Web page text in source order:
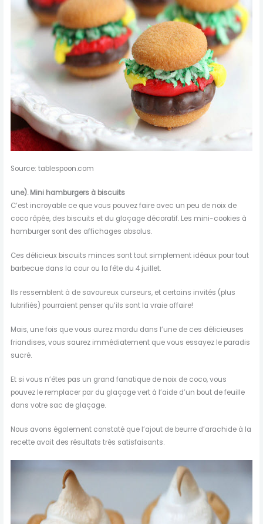
Source: tablespoon.com
une).Mini hamburgers à biscuits
C’est incroyable ce que vous pouvez faire avec un peu de noix de
coco râpée, des biscuits et du glaçage décoratif. Les mini-cookies à
hamburger sont des affichages absolus.
Ces délicieux biscuits minces sont tout simplement idéaux pour tout
barbecue dans la cour ou la fête du 4 juillet.
Ils ressemblent à de savoureux curseurs, et certains invités (plus
lubrifiés) pourraient penser qu’ils sont la vraie affaire!
Mais, une fois que vous aurez mordu dans l’une de ces délicieuses
friandises, vous saurez immédiatement que vous essayez le paradis
sucré.
Et si vous n’êtes pas un grand fanatique de noix de coco, vous
pouvez le remplacer par du glaçage vert à l’aide d’un bout de feuille
dans votre sac de glaçage.
Nous avons également constaté que l’ajout de beurre d’arachide à la
recette avait des résultats très satisfaisants.